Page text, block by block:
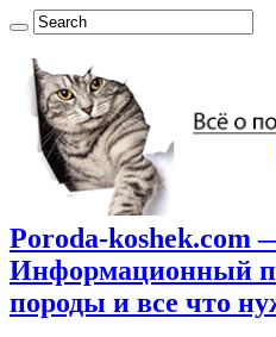
Poroda-koshek.com
Информационный
породы и все что